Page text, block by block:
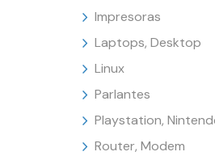
Impresoras
Laptops, Desktop
Linux
Parlantes
Playstation,
Router, Modem